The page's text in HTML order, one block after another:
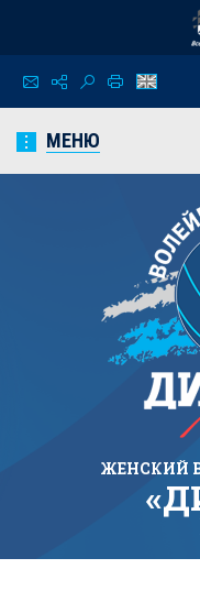
МЕНЮ
ЖЕНСКИЙ